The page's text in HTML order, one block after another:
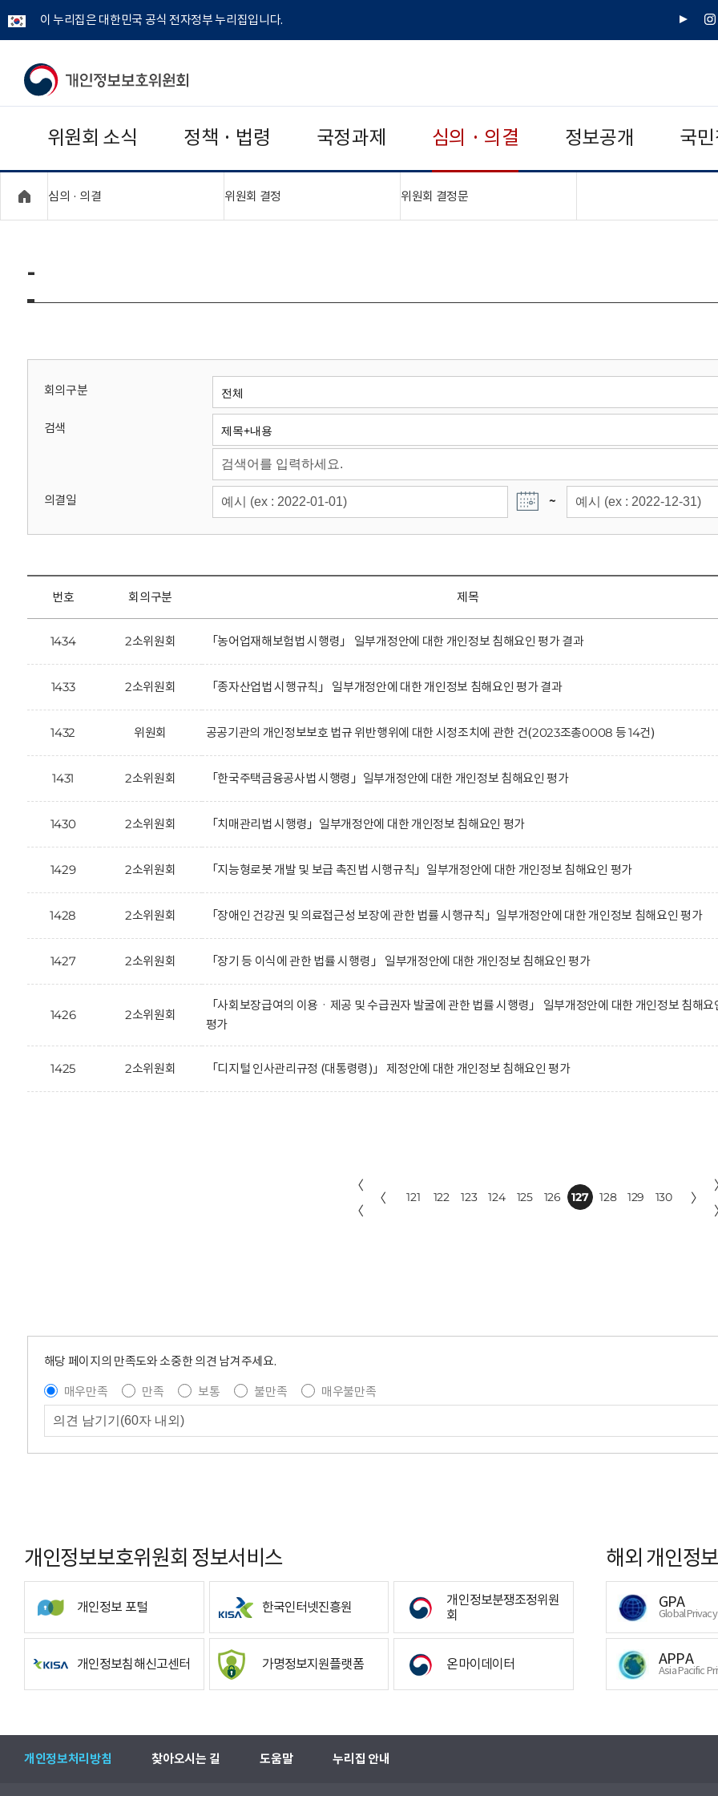
이 누리집은 대한민국 공식 전자정부 누리집입니다.
유
인
개
보
보
위
회
위원회 소식 정책 · 법령 국정과제 심의 · 의결 정보공개 국
심의 · 의결 위원회 결정 위원회 결정문"접기,펼치기"
-
회의구분
검색
의결일 ~
번호 회의구분 제목
1434 2소위원회 「농어업재해보험법 시행령」 일부개정안에 대한 개인정보 침해요인 평가 결과
1433 2소위원회 「종자산업법 시행규칙」 일부개정안에 대한 개인정보 침해요인 평가 결과
1432 위원회 공공기관의 개인정보보호 법규 위반행위에 대한 시정조치에 관한 건(2023조총0008 등 14건)
1431 2소위원회 「한국주택금융공사법 시행령」일부개정안에 대한 개인정보 침해요인 평가
1430 2소위원회 「치매관리법 시행령」일부개정안에 대한 개인정보 침해요인 평가
1429 2소위원회 「지능형로봇 개발 및 보급 촉진법 시행규칙」일부개정안에 대한 개인정보 침해요인 평가
1428 2소위원회 「장애인 건강권 및 의료접근성 보장에 관한 법률 시행규칙」일부개정안에 대한 개인정보 침해요인 평가
1427 2소위원회 「장기 등 이식에 관한 법률 시행령」 일부개정안에 대한 개인정보 침해요인 평가
1426 2소위원회
「사회보장급여의 이용ㆍ제공 및 수급권자 발굴에 관한 법률 시행령」 일부개정안에 대한 개인정보 침해요
평가
1425 2소위원회 「디지털 인사관리규정 (대통령령)」 제정안에 대한 개인정보 침해요인 평가
〈
〈
〈 121 122 123 124 125 126 127 128 129 130 〉
해당 페이지의 만족도와 소중한 의견 남겨주세요.
매우만족
만족 보통 불만족
매우불만족
개인정보보호위원회 정보서비스
개인정보 포털 한국인터넷진흥원
개인정보분쟁조정위원
회
개인정보침해신고센터 가명정보지원플랫폼 온마이데이터
해외 개인정
GPA
Global
APPA
Asia Pacific
개인정보처리방침 찾아오시는 길 도움말 누리집 안내